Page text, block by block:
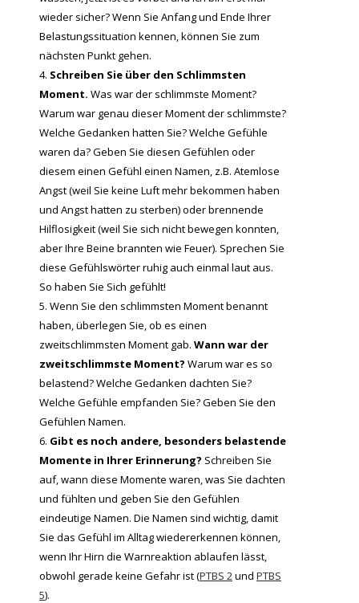
wieder sicher? Wenn Sie Anfang und Ende Ihrer
Belastungssituation kennen, können Sie zum
nächsten Punkt gehen.
Schreiben Sie über den Schlimmsten
Moment. Was war der schlimmste Moment?
Warum war genau dieser Moment der schlimmste?
Welche Gedanken hatten Sie? Welche Gefühle
waren da? Geben Sie diesen Gefühlen oder
diesem einen Gefühl einen Namen, z.B. Atemlose
Angst (weil Sie keine Luft mehr bekommen haben
und Angst hatten zu sterben) oder brennende
Hilflosigkeit (weil Sie sich nicht bewegen konnten,
aber Ihre Beine brannten wie Feuer). Sprechen Sie
diese Gefühlswörter ruhig auch einmal laut aus.
So haben Sie Sich gefühlt!
Wenn Sie den schlimmsten Moment benannt
haben, überlegen Sie, ob es einen
zweitschlimmsten Moment gab. Wann war der
zweitschlimmste Moment? Warum war es so
belastend? Welche Gedanken dachten Sie?
Welche Gefühle empfanden Sie? Geben Sie den
Gefühlen Namen.
Gibt es noch andere, besonders belastende
Momente in Ihrer Erinnerung? Schreiben Sie
auf, wann diese Momente waren, was Sie dachten
und fühlten und geben Sie den Gefühlen
eindeutige Namen. Die Namen sind wichtig, damit
Sie das Gefühl im Alltag wiedererkennen können,
wenn Ihr Hirn die Warnreaktion ablaufen lässt,
obwohl gerade keine Gefahr ist (PTBS 2und PTBS
5).